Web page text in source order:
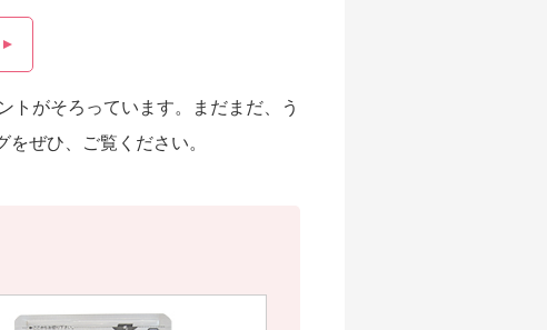
トがそろっています。まだまだ、う
ぜひ、ご覧ください。